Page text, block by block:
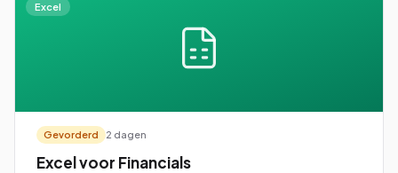
Excel
Gevorderd 2 dagen
Excel voor Financials